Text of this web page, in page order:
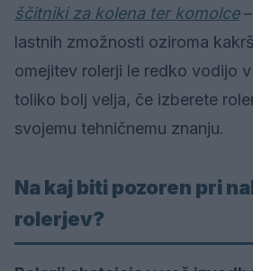
ščitniki za kolena ter komolce
lastnih zmožnosti oziroma
omejitev rolerji le redko vodijo
toliko bolj velja, če izberete
svojemu tehničnemu znanju.
Na kaj biti pozoren pri
rolerjev?